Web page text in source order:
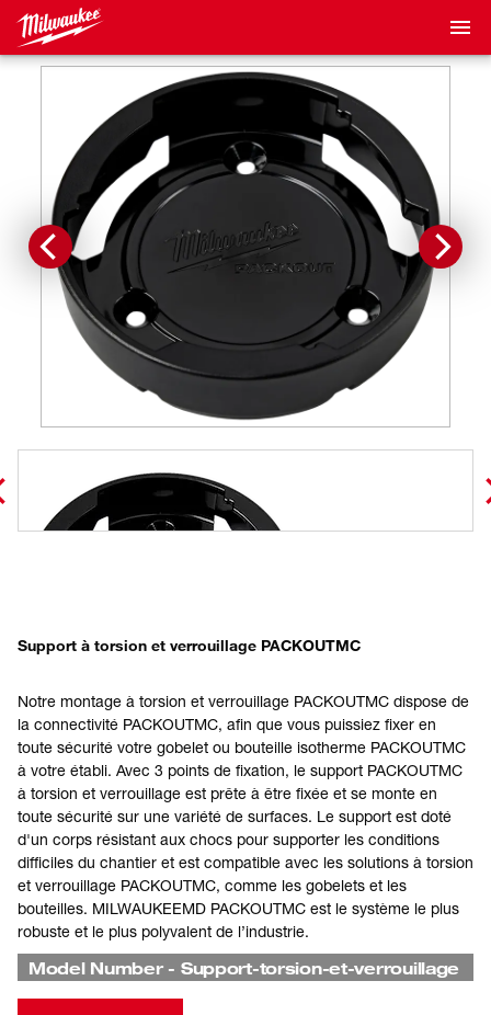
Support à torsion et verrouillage PACKOUTMC
Notre montage à torsion et verrouillage PACKOUTMC dispose de
la connectivité PACKOUTMC, afin que vous puissiez fixer en
toute sécurité votre gobelet ou bouteille isotherme PACKOUTMC
à votre établi. Avec 3 points de fixation, le support PACKOUTMC
à torsion et verrouillage est prête à être fixée et se monte en
toute sécurité sur une variété de surfaces. Le support est doté
d'un corps résistant aux chocs pour supporter les conditions
difficiles du chantier et est compatible avec les solutions à torsion
et verrouillage PACKOUTMC, comme les gobelets et les
bouteilles. MILWAUKEEMD PACKOUTMC est le système le plus
robuste et le plus polyvalent de l’industrie.
Model Number- Support-torsion-et-verrouillage